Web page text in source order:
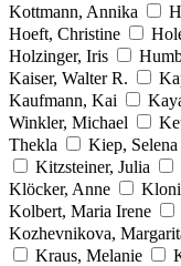
Kottmann, Annika
Hoeft, Christine
Holzinger, Iris
Kaiser, Walter R.
Kaufmann, Kai
Winkler, Michael
Thekla
Kiep, Selena
Kitzsteiner, Julia
Klöcker, Anne
Kolbert, Maria Irene
Kozhevnikova,
Kraus, Melanie